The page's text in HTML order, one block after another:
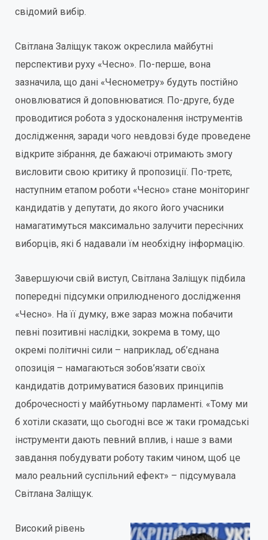
свідомий вибір.
Світлана Заліщук також окреслила майбутні
перспективи руху «Чесно». По-перше, вона
зазначила, що дані «Чеснометру» будуть постійно
оновлюватися й доповнюватися. По-друге, буде
проводитися робота з удосконалення інструментів
дослідження, заради чого невдовзі буде проведене
відкрите зібрання, де бажаючі отримають змогу
висловити свою критику й пропозиції. По-третє,
наступним етапом роботи «Чесно» стане моніторинг
кандидатів у депутати, до якого його учасники
намагатимуться максимально залучити пересічних
виборців, які б надавали їм необхідну інформацію.
Завершуючи свій виступ, Світлана Заліщук підбила
попередні підсумки оприлюдненого дослідження
«Чесно». На її думку, вже зараз можна побачити
певні позитивні наслідки, зокрема в тому, що
окремі політичні сили – наприклад, об’єднана
опозиція – намагаються зобов’язати своїх
кандидатів дотримуватися базових принципів
доброчесності у майбутньому парламенті. «Тому ми
б хотіли сказати, що сьогодні все ж таки громадські
інструменти дають певний вплив, і наше з вами
завдання побудувати роботу таким чином, щоб це
мало реальний суспільний ефект» – підсумувала
Світлана Заліщук.
Високий рівень